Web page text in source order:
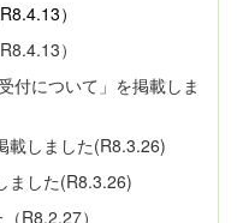
）
）
付について」を掲載しま
載しました(R8.3.26)
ました(R8.3.26)
R8.2.27）